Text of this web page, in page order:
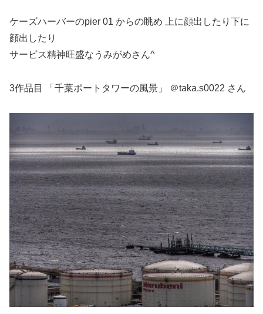
ケーズハーバーのpier 01 からの眺め 上に顔出したり下に
顔出したり
サービス精神旺盛なうみがめさん^
3作品目 「千葉ポートタワーの風景」 ＠taka.s0022 さん